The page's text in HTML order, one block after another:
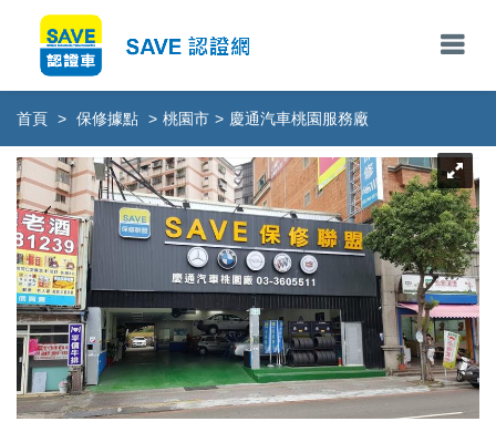
首頁 > 保修據點 > 桃園市 > 慶通汽車桃園服務廠